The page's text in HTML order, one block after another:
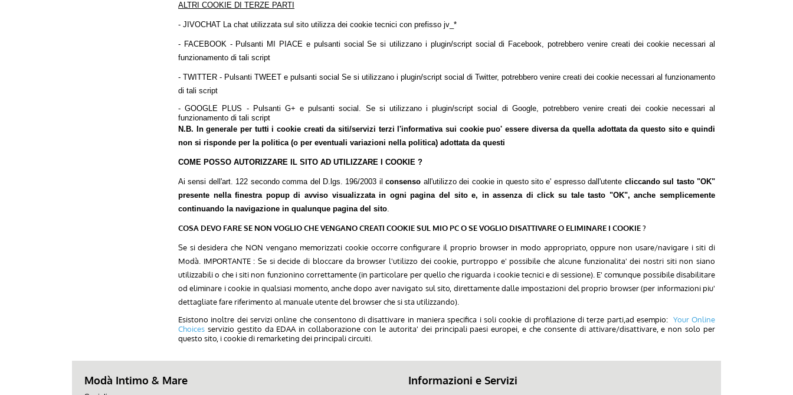
ALTRI COOKIE DI TERZE PARTI
- JIVOCHAT La chat utilizzata sul sito utilizza dei cookie tecnici con prefisso jv_*
- FACEBOOK - Pulsanti MI PIACE e pulsanti social Se si utilizzano i plugin/script social di Facebook, potrebbero venire creati dei cookie necessari al
funzionamento di tali script
- TWITTER - Pulsanti TWEET e pulsanti social Se si utilizzano i plugin/script social di Twitter, potrebbero venire creati dei cookie necessari al funzionamento
di tali script
- GOOGLE PLUS - Pulsanti G+ e pulsanti social. Se si utilizzano i plugin/script social di Google, potrebbero venire creati dei cookie necessari al
funzionamento di tali script
N.B. In generale per tutti i cookie creati da siti/servizi terzi l'informativa sui cookie puo' essere diversa da quella adottata da questo sito e quindi
non si risponde per la politica (o per eventuali variazioni nella politica) adottata da questi
COME POSSO AUTORIZZARE IL SITO AD UTILIZZARE I COOKIE ?
Ai sensi dell'art. 122 secondo comma del D.lgs. 196/2003 ilconsenso all'utilizzo dei cookie in questo sito e' espresso dall'utente cliccando sul tasto "OK"
presente nella finestra popup di avviso visualizzata in ogni pagina del sito e, in assenza di click su tale tasto "OK", anche semplicemente
continuando la navigazione in qualunque pagina del sito.
COSA DEVO FARE SE NON VOGLIO CHE VENGANO CREATI COOKIE SUL MIO PC O SE VOGLIO DISATTIVARE O ELIMINARE I COOKIE ?
Se si desidera che NON vengano memorizzati cookie occorre configurare il proprio browser in modo appropriato, oppure non usare/navigare i siti di
Modà. IMPORTANTE : Se si decide di bloccare da browser l'utilizzo dei cookie, purtroppo e' possibile che alcune funzionalita' dei nostri siti non siano
utilizzabili o che i siti non funzionino correttamente (in particolare per quello che riguarda i cookie tecnici e di sessione). E' comunque possibile disabilitare
od eliminare i cookie in qualsiasi momento, anche dopo aver navigato sul sito, direttamente dalle impostazioni del proprio browser (per informazioni piu'
dettagliate fare riferimento al manuale utente del browser che si sta utilizzando).
Esistono inoltre dei servizi online che consentono di disattivare in maniera specifica i soli cookie di profilazione di terze parti,ad esempio: Your Online
Choices servizio gestito da EDAA in collaborazione con le autorita' dei principali paesi europei, e che consente di attivare/disattivare, e non solo per
questo sito, i cookie di remarketing dei principali circuiti.
Modà Intimo & Mare Informazioni e Servizi